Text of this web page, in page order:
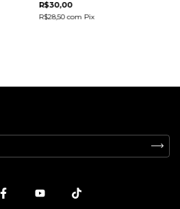
R$30,00
R$28,50com Pix